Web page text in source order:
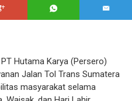
PT Hutama Karya (Persero)
Jalan Tol Trans Sumatera
masyarakat selama